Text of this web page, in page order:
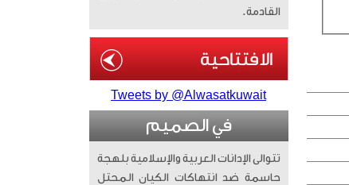
القادمة.
Tweets by @Alwasatkuwait
في الصميم
تتوالى الإدانات العربية والإسلامية بلهجة
حاسمة ضد انتهاكات الكيان المحتل